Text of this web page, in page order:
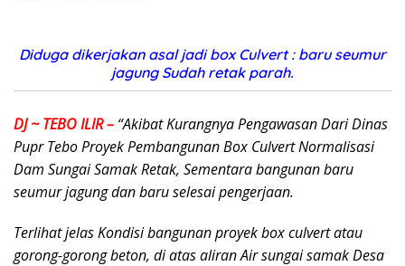
Diduga dikerjakan asal jadi box Culvert : baru seumur
jagung Sudah retak parah.
DJ ~ TEBO ILIR – “Akibat Kurangnya Pengawasan Dari Dinas
Pupr Tebo Proyek Pembangunan Box Culvert Normalisasi
Dam Sungai Samak Retak, Sementara bangunan baru
seumur jagung dan baru selesai pengerjaan.
Terlihat jelas Kondisi bangunan proyek box culvert atau
gorong-gorong beton, di atas aliran Air sungai samak Desa